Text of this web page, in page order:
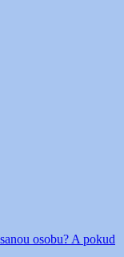
osobu? A pokud